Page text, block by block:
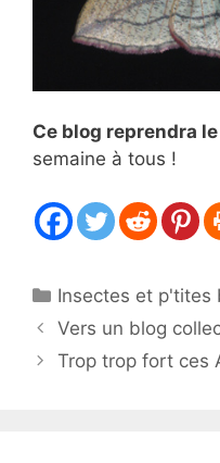
Ce blog reprendra
semaine à tous !
Catégories
Insectes et p'tites
Vers un blog
Trop trop fort ces